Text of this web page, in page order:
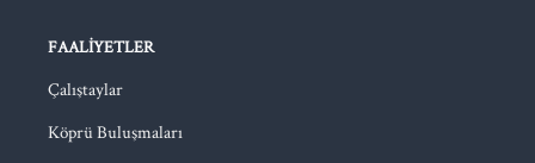
FAALIYETLER
Çalıştaylar
Köprü Buluşmaları